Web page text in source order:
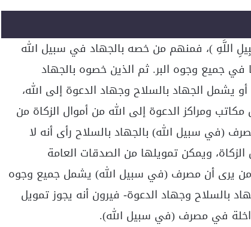
اللَّهِ )، فمنهم من خصه بالجهاد في سبيل الله
جميع وجوه البر. ثم الذين خصوه بالجهاد
يشمل الجهاد بالسلاح وجهاد الدعوة إلى الله،
ومراكز الدعوة إلى الله من أموال الزكاة من
سبيل الله) بالجهاد بالسلاح رأى أنه لا
ويمكن تمويلها من الصدقات العامة
من يرى أن مصرف (في سبيل الله) يشمل جميع وجوه
بالسلاح وجهاد الدعوة- فيرون أنه يجوز تمويل
داخلة في مصرف (في سبيل الله).